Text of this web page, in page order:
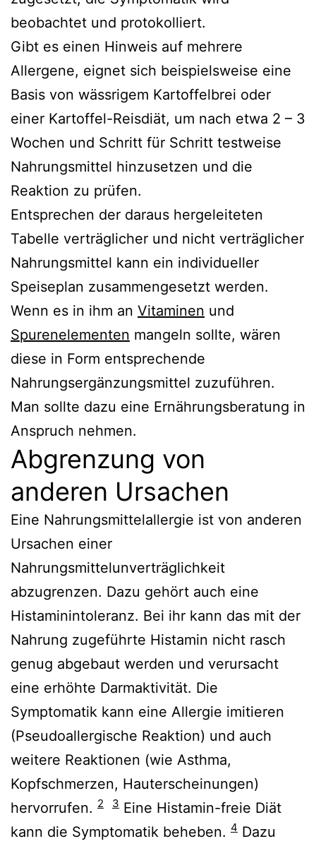
beobachtet und protokolliert.
Gibt es einen Hinweis auf mehrere
Allergene, eignet sich beispielsweise eine
Basis von wässrigem Kartoffelbrei oder
einer Kartoffel-Reisdiät, um nach etwa 2 – 3
Wochen und Schritt für Schritt testweise
Nahrungsmittel hinzusetzen und die
Reaktion zu prüfen.
Entsprechen der daraus hergeleiteten
Tabelle verträglicher und nicht verträglicher
Nahrungsmittel kann ein individueller
Speiseplan zusammengesetzt werden.
Wenn es in ihm an Vitaminen und
Spurenelementen mangeln sollte, wären
diese in Form entsprechende
Nahrungsergänzungsmittel zuzuführen.
Man sollte dazu eine Ernährungsberatung in
Anspruch nehmen.
Abgrenzung von
anderen Ursachen
Eine Nahrungsmittelallergie ist von anderen
Ursachen einer
Nahrungsmittelunverträglichkeit
abzugrenzen. Dazu gehört auch eine
Histaminintoleranz. Bei ihr kann das mit der
Nahrung zugeführte Histamin nicht rasch
genug abgebaut werden und verursacht
eine erhöhte Darmaktivität. Die
Symptomatik kann eine Allergie imitieren
(Pseudoallergische Reaktion) und auch
weitere Reaktionen (wie Asthma,
Kopfschmerzen, Hauterscheinungen)
hervorrufen. 2 3 Eine Histamin-freie Diät
kann die Symptomatik beheben. 4 Dazu